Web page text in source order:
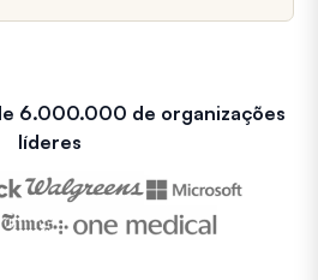
6.000.000 de organizações
líderes